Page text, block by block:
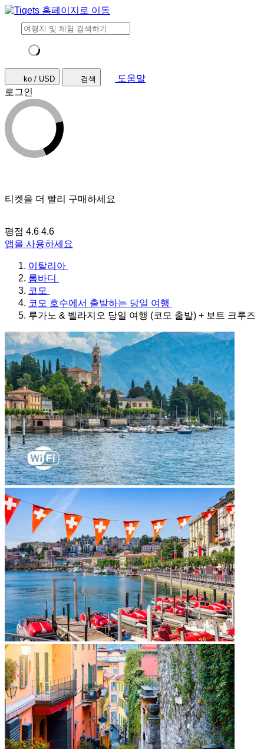
ko / USD 검색
도움말
로그인
티켓을 더 빨리 구매하세요
평점 4.6 4.6
앱을 사용하세요
이탈리아
롬바디
코모
코모 호수에서 출발하는 당일 여행
루가노 & 벨라지오 당일 여행 (코모 출발) + 보트 크루즈